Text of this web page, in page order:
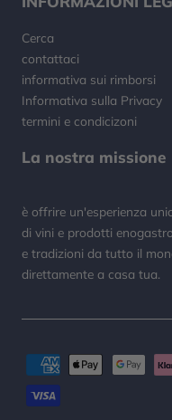
Cerca
contattaci
informativa sui rimborsi
Informativa sulla Privacy
termini e condicizoni
La nostra missione
è offrire un'esperienza
di vini e prodotti
e tradizioni da tutto il
direttamente a casa tua.
Metodi
di
pagamento